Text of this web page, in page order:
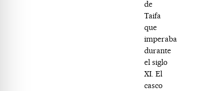
de
Taifa
que
imperaba
durante
el siglo
XI. El
casco